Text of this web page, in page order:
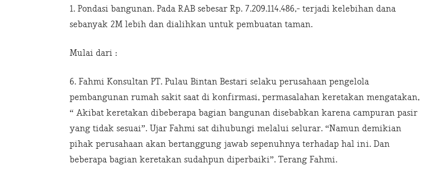
1. Pondasi bangunan. Pada RAB sebesar Rp. 7.209.114.486,- terjadi kelebihan dana
sebanyak 2M lebih dan dialihkan untuk pembuatan taman.
Mulai dari :
6. Fahmi Konsultan PT. Pulau Bintan Bestari selaku perusahaan pengelola
pembangunan rumah sakit saat di konfirmasi, permasalahan keretakan mengatakan,
“ Akibat keretakan dibeberapa bagian bangunan disebabkan karena campuran pasir
yang tidak sesuai”. Ujar Fahmi sat dihubungi melalui selurar. “Namun demikian
pihak perusahaan akan bertanggung jawab sepenuhnya terhadap hal ini. Dan
beberapa bagian keretakan sudahpun diperbaiki”. Terang Fahmi.